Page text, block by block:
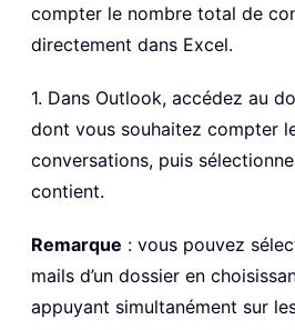
compter le nombre total de
directement dans Excel.
1. Dans Outlook, accédez au
dont vous souhaitez compter
conversations, puis
contient.
Remarque : vous pouvez
mails d’un dossier en
appuyant simultanément sur